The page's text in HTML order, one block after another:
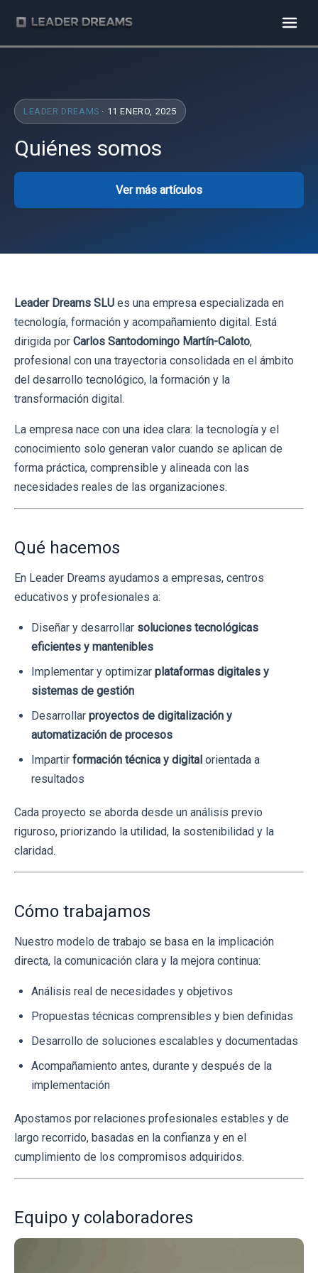
LEADER DREAMS · 11 ENERO, 2025
Quiénes somos
Ver más artículos
Leader Dreams SLU es una empresa especializada en
tecnología, formación y acompañamiento digital. Está
dirigida por Carlos Santodomingo Martín-Caloto,
profesional con una trayectoria consolidada en el ámbito
del desarrollo tecnológico, la formación y la
transformación digital.
La empresa nace con una idea clara: la tecnología y el
conocimiento solo generan valor cuando se aplican de
forma práctica, comprensible y alineada con las
necesidades reales de las organizaciones.
Qué hacemos
En Leader Dreams ayudamos a empresas, centros
educativos y profesionales a:
Diseñar y desarrollar soluciones tecnológicas
eficientes y mantenibles
Implementar y optimizar plataformas digitales y
sistemas de gestión
Desarrollar proyectos de digitalización y
automatización de procesos
Impartir formación técnica y digital orientada a
resultados
Cada proyecto se aborda desde un análisis previo
riguroso, priorizando la utilidad, la sostenibilidad y la
claridad.
Cómo trabajamos
Nuestro modelo de trabajo se basa en la implicación
directa, la comunicación clara y la mejora continua:
Análisis real de necesidades y objetivos
Propuestas técnicas comprensibles y bien definidas
Desarrollo de soluciones escalables y documentadas
Acompañamiento antes, durante y después de la
implementación
Apostamos por relaciones profesionales estables y de
largo recorrido, basadas en la confianza y en el
cumplimiento de los compromisos adquiridos.
Equipo y colaboradores